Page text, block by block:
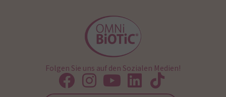
Folgen Sie uns auf den Sozialen Medien!